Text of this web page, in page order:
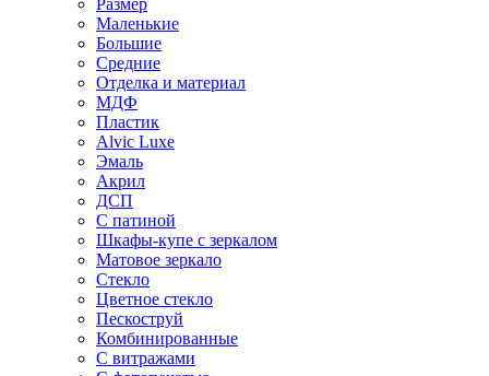
Размер
Маленькие
Большие
Средние
Отделка и материал
МДФ
Пластик
Alvic Luxe
Эмаль
Акрил
ДСП
С патиной
Шкафы-купе с зеркалом
Матовое зеркало
Стекло
Цветное стекло
Пескоструй
Комбинированные
С витражами